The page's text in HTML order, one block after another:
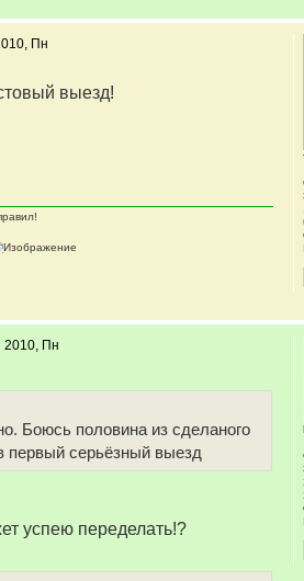
Пн
выезд!
Пн
Боюсь половина из сделаного
первый серьёзный выезд
успею переделать!?